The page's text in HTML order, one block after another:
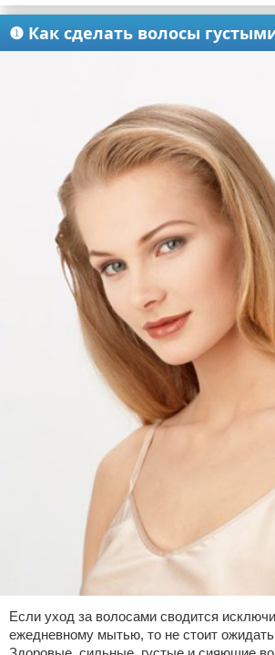
❶ Как сделать волосы
Если уход за волосами сводится
ежедневному мытью, то не стоит